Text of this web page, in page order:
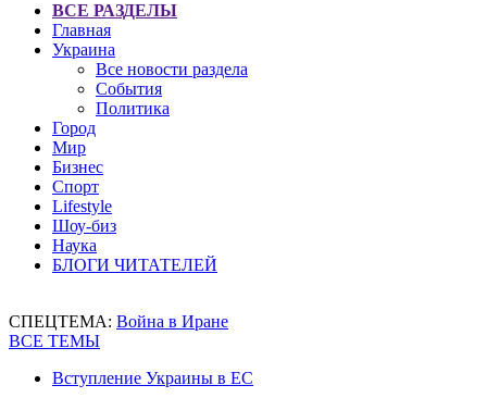
ВСЕ РАЗДЕЛЫ
Главная
Украина
Все новости раздела
События
Политика
Город
Мир
Бизнес
Спорт
Lifestyle
Шоу-биз
Наука
БЛОГИ ЧИТАТЕЛЕЙ
СПЕЦТЕМА: Война в Иране
ВСЕ ТЕМЫ
Вступление Украины в ЕС